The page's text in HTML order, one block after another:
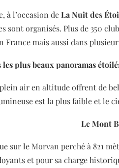
à l’occasion deLa Nuit des
sont organisés. Plus de 350
France mais aussi dans
plus beaux panoramas
plein air en altitude offrent de
est la plus faible et le
Le Mont
sur le Morvan perché à 821
et pour sa charge